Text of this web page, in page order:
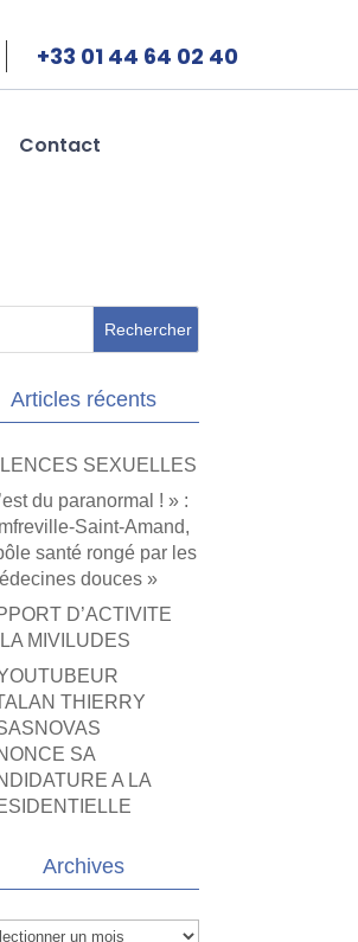
+33 01 44 64 02 40
Contact
Articles récents
SEXUELLES
du paranormal ! » :
Saint-Amand,
santé rongé par les
douces »
D’ACTIVITE
MIVILUDES
THIERRY
SA
A LA
Archives